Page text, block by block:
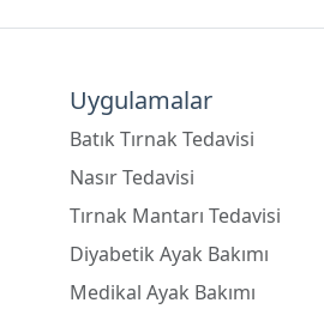
Uygulamalar
Batık Tırnak Tedavisi
Nasır Tedavisi
Tırnak Mantarı Tedavisi
Diyabetik Ayak Bakımı
Medikal Ayak Bakımı